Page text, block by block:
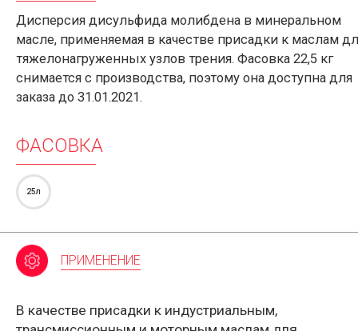
Дисперсия дисульфида молибдена в минеральном
масле, применяемая в качестве присадки к маслам
тяжелонагруженных узлов трения. Фасовка 22,5 кг
снимается с производства, поэтому она доступна для
заказа до 31.01.2021.
ФАСОВКА
25л
ПРИМЕНЕНИЕ
В качестве присадки к индустриальным,